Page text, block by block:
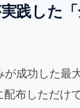
践した
が成功した最
布しただけ